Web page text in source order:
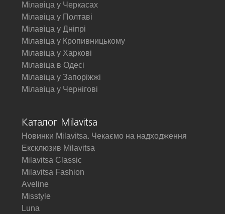
Мілавіца у Черкасах
Мілавіца у Полтаві
Мілавіца у Дніпрі
Мілавіца у Кропивницькому
Мілавіца у Харкові
Мілавіца в Одесі
Мілавіца у Запоріжжі
Мілавіца у Чернігові
Каталог Milavitsa
Новинки Milavitsa. Чекаємо на надходження
Ексклюзив Milavitsa
Milavitsa Classic
Milavitsa Fashion
Aveline
Misstyle
Luna